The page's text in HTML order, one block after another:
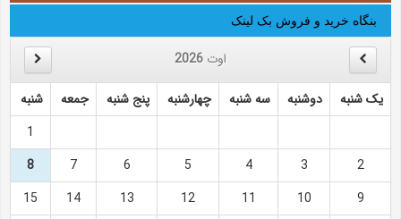
بنگاه خرید و فروش بک لینک
اوت 2026
یک شنبه دوشنبه سه شنبه چهارشنبه پنج شنبه جمعه
شنبه
1
2
3
4
5
6
7
8
9
10
11
12
13
14
15